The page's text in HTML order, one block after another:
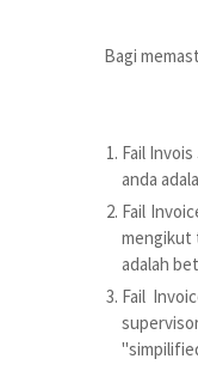
Bagi
Fail
anda
Fail
mengikut
adalah
Fail